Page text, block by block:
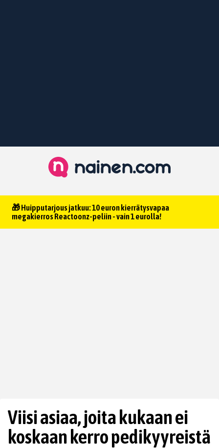
🎁 Huipputarjous jatkuu: 10 euron kierrätysvapaa
megakierros Reactoonz-peliin - vain 1 eurolla!
Viisi asiaa, joita kukaan ei
koskaan kerro pedikyyreistä